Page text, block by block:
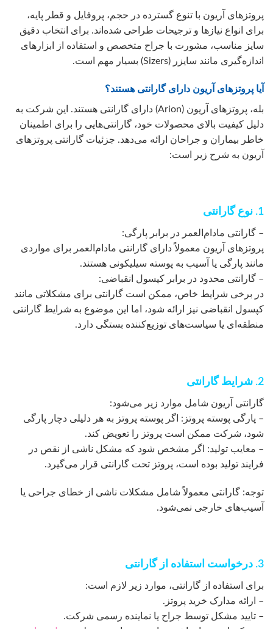
پروتزهای آریون با تنوع گسترده در حجم، پروفایل و قطر پایه،
برای انواع نیازها و ترجیحات طراحی شده‌اند. برای انتخاب دقیق
سایز مناسب، مشورت با جراح متخصص و استفاده از ابزارهای
اندازه‌گیری مانند سایزر (Sizers) بسیار مهم است.
آیا پروتزهای آریون دارای گارانتی هستند؟
بله، پروتزهای آریون (Arion) دارای گارانتی هستند. این شرکت به
دلیل کیفیت بالای محصولات خود، گارانتی‌هایی را برای اطمینان
خاطر بیماران و جراحان ارائه می‌دهد. جزئیات گارانتی پروتزهای
آریون به شرح زیر است:
1. نوع گارانتی
– گارانتی مادام‌العمر در برابر پارگی:
پروتزهای آریون معمولاً دارای گارانتی مادام‌العمر برای مواردی
مانند پارگی یا آسیب به پوسته سیلیکونی هستند.
– گارانتی محدود در برابر کپسول انقباضی:
در برخی شرایط خاص، ممکن است گارانتی برای مشکلاتی مانند
کپسول انقباضی نیز ارائه شود، اما این موضوع به شرایط گارانتی
منطقه‌ای یا سیاست‌های توزیع‌کننده بستگی دارد.
2. شرایط گارانتی
گارانتی آریون شامل موارد زیر می‌شود:
– پارگی پوسته پروتز: اگر پوسته پروتز به هر دلیلی دچار پارگی
شود، شرکت ممکن است پروتز را تعویض کند.
– معایب تولید: اگر مشخص شود که مشکل ناشی از نقص در
فرایند تولید بوده است، پروتز تحت گارانتی قرار می‌گیرد.
توجه: گارانتی معمولاً شامل مشکلات ناشی از خطای جراحی یا
آسیب‌های خارجی نمی‌شود.
3. درخواست استفاده از گارانتی
برای استفاده از گارانتی، موارد زیر لازم است:
– ارائه مدارک خرید پروتز.
– تایید مشکل توسط جراح یا نماینده رسمی شرکت.